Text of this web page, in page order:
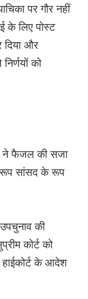
पर गौर नहीं
के लिए पोस्ट
और
को
ने फैजल की सजा
सांसद के रूप
की
कोर्ट को
हाईकोर्ट के आदेश